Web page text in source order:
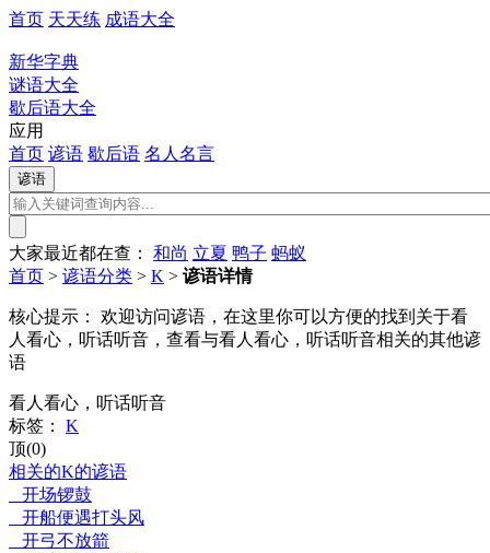
首页 天天练 成语大全
新华字典
谜语大全
歇后语大全
应用
首页 谚语 歇后语 名人名言
大家最近都在查： 和尚 立夏 鸭子 蚂蚁
首页 > 谚语分类 > K > 谚语详情
核心提示：
欢迎访问谚语，在这里你可以方便的找到关于看
人看心，听话听音，查看与看人看心，听话听音相关的其他谚
语
看人看心，听话听音
标签：
K
顶(0)
相关的K的谚语
开场锣鼓
开船便遇打头风
开弓不放箭